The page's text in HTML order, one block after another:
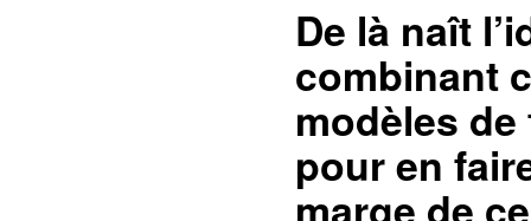
De là naît
combinant
modèles
pour en